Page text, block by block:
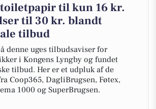
til kun 16 kr.
til 30 kr. blandt
tilbud
denne uges tilbudsaviser for
i Kongens Lyngby og fundet
tilbud. Her er et udpluk af de
Coop365, DagliBrugsen, Føtex,
1000 og SuperBrugsen.